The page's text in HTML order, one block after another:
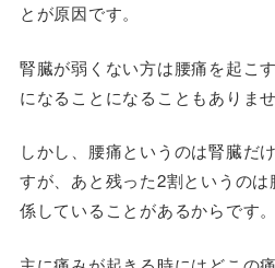
とが原因です。
腎臓が弱くない方は腰痛を起こ
になることになることもありませ
しかし、腰痛というのは腎臓だ
すが、あと残った2割というの
係していることがあるからです。